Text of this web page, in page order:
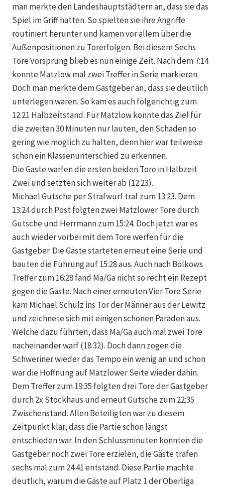
man merkte den Landeshauptstädtern an, dass sie das
Spiel im Griff hatten. So spielten sie ihre Angriffe
routiniert herunter und kamen vor allem über die
Außenpositionen zu Torerfolgen. Bei diesem Sechs
Tore Vorsprung blieb es nun einige Zeit. Nach dem 7:14
konnte Matzlow mal zwei Treffer in Serie markieren.
Doch man merkte dem Gastgeber an, dass sie deutlich
unterlegen waren. So kam es auch folgerichtig zum
12:21 Halbzeitstand. Für Matzlow konnte das Ziel für
die zweiten 30 Minuten nur lauten, den Schaden so
gering wie möglich zu halten, denn hier war teilweise
schon ein Klassenunterschied zu erkennen.
Die Gäste warfen die ersten beiden Tore in Halbzeit
Zwei und setzten sich weiter ab (12:23).
Michael Gutsche per Strafwurf traf zum 13:23. Dem
13:24 durch Post folgten zwei Matzlower Tore durch
Gutsche und Herrmann zum 15:24. Doch jetzt war es
auch wieder vorbei mit dem Tore werfen für die
Gastgeber. Die Gäste starteten erneut eine Serie und
bauten die Führung auf 15:28 aus. Auch nach Bölkows
Treffer zum 16:28 fand Ma/Ga nicht so recht ein Rezept
gegen die Gäste. Nach einer erneuten Vier Tore Serie
kam Michael Schulz ins Tor der Männer aus der Lewitz
und zeichnete sich mit einigen schönen Paraden aus.
Welche dazu führten, dass Ma/Ga auch mal zwei Tore
nacheinander warf (18:32). Doch dann zogen die
Schweriner wieder das Tempo ein wenig an und schon
war die Hoffnung auf Matzlower Seite wieder dahin.
Dem Treffer zum 19:35 folgten drei Tore der Gastgeber
durch 2x Stockhaus und erneut Gutsche zum 22:35
Zwischenstand. Allen Beteiligten war zu diesem
Zeitpunkt klar, dass die Partie schon längst
entschieden war. In den Schlussminuten konnten die
Gastgeber noch zwei Tore erzielen, die Gäste trafen
sechs mal zum 24:41 entstand. Diese Partie machte
deutlich, warum die Gäste auf Platz 1 der Oberliga